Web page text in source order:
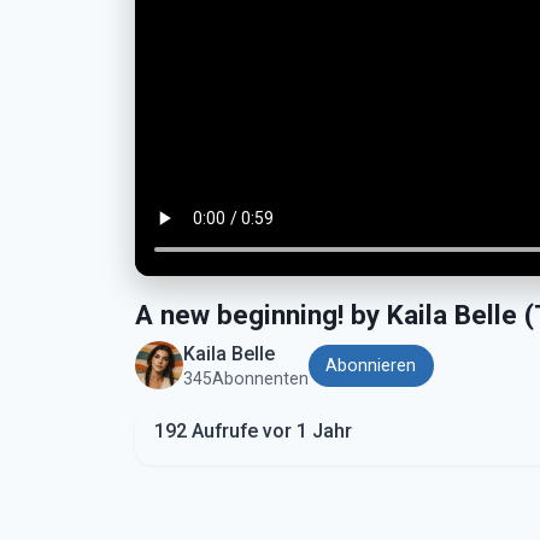
A new beginning! by Kaila Belle
Kaila Belle
345Abonnenten
Abonnieren
192 Aufrufe vor 1 Jahr